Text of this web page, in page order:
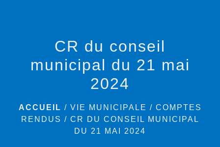
CR du conseil
municipal du 21 mai
2024
ACCUEIL / VIE MUNICIPALE / COMPTES
RENDUS / CR DU CONSEIL MUNICIPAL
DU 21 MAI 2024